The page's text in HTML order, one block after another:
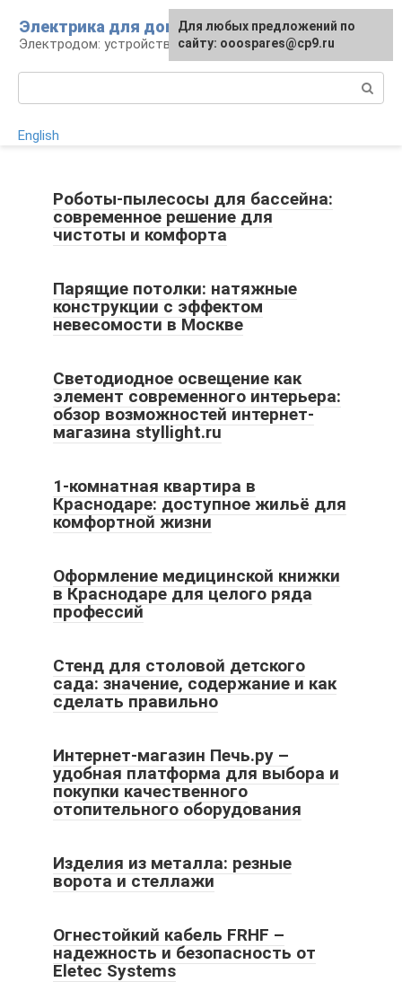
контенту
Электрика для дома
Электродом: устройства, кабели, ремонт
English
Роботы-пылесосы для бассейна:
современное решение для
чистоты и комфорта
Парящие потолки: натяжные
конструкции с эффектом
невесомости в Москве
Светодиодное освещение как
элемент современного интерьера:
обзор возможностей интернет-
магазина styllight.ru
1-комнатная квартира в
Краснодаре: доступное жильё для
комфортной жизни
Оформление медицинской книжки
в Краснодаре для целого ряда
профессий
Стенд для столовой детского
сада: значение, содержание и как
сделать правильно
Интернет-магазин Печь.ру –
удобная платформа для выбора и
покупки качественного
отопительного оборудования
Изделия из металла: резные
ворота и стеллажи
Огнестойкий кабель FRHF –
надежность и безопасность от
Eletec Systems
Для любых предложений по
сайту: ooospares@cp9.ru